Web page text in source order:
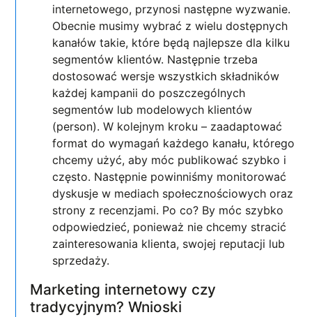
internetowego, przynosi następne wyzwanie.
Obecnie musimy wybrać z wielu dostępnych
kanałów takie, które będą najlepsze dla kilku
segmentów klientów. Następnie trzeba
dostosować wersje wszystkich składników
każdej kampanii do poszczególnych
segmentów lub modelowych klientów
(person). W kolejnym kroku – zaadaptować
format do wymagań każdego kanału, którego
chcemy użyć, aby móc publikować szybko i
często. Następnie powinniśmy monitorować
dyskusje w mediach społecznościowych oraz
strony z recenzjami. Po co? By móc szybko
odpowiedzieć, ponieważ nie chcemy stracić
zainteresowania klienta, swojej reputacji lub
sprzedaży.
Marketing internetowy czy
tradycyjnym? Wnioski